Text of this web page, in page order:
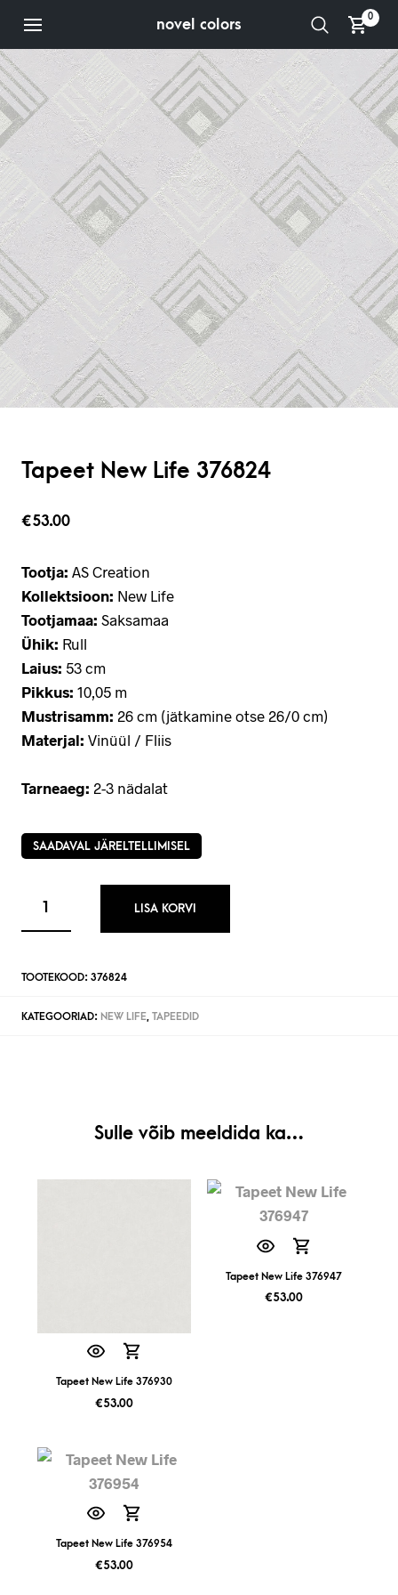
novel colors 0
Tapeet New Life 376824
€53.00
Tootja: AS Creation
Kollektsioon: New Life
Tootjamaa: Saksamaa
Ühik: Rull
Laius: 53 cm
Pikkus: 10,05 m
Mustrisamm: 26 cm (jätkamine otse 26/0 cm)
Materjal: Vinüül / Fliis
Tarneaeg: 2-3 nädalat
SAADAVAL JÄRELTELLIMISEL
LISA KORVI
TOOTEKOOD: 376824
KATEGOORIAD: NEW LIFE, TAPEEDID
Sulle võib meeldida ka…
Tapeet New Life 376930
€53.00
Tapeet New Life 376947
€53.00
Tapeet New Life 376954
€53.00